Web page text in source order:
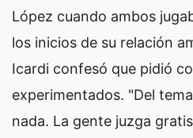
López cuando ambos
los inicios de su relación
Icardi confesó que pidió
experimentados. "Del
nada. La gente juzga